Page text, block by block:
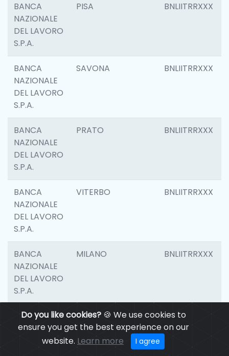
Do you like cookies?🍪 We use cookies to
ensure you get the best experience on our
website. Learn more I agree
BANCA
NAZIONALE
DEL LAVORO
S.P.A.
PISA BNLIITRRXXX
BANCA
NAZIONALE
DEL LAVORO
S.P.A.
SAVONA BNLIITRRXXX
BANCA
NAZIONALE
DEL LAVORO
S.P.A.
PRATO BNLIITRRXXX
BANCA
NAZIONALE
DEL LAVORO
S.P.A.
VITERBO BNLIITRRXXX
BANCA
NAZIONALE
DEL LAVORO
S.P.A.
MILANO BNLIITRRXXX
BANCA
NAZIONALE
DEL LAVORO
CASALECCHIO DI
RENO
BNLIITRRXXX